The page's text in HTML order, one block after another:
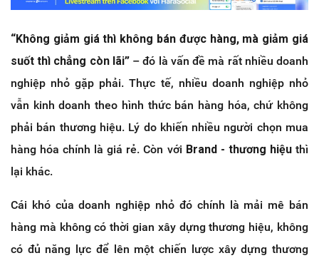
“Không giảm giá thì không bán được hàng, mà giảm giá
suốt thì chẳng còn lãi”– đó là vấn đề mà rất nhiều doanh
nghiệp nhỏ gặp phải. Thực tế, nhiều doanh nghiệp nhỏ
vẫn kinh doanh theo hình thức bán hàng hóa, chứ không
phải bán thương hiệu. Lý do khiến nhiều người chọn mua
hàng hóa chính là giá rẻ. Còn với Brand - thương hiệuthì
lại khác.
Cái khó của doanh nghiệp nhỏ đó chính là mải mê bán
hàng mà không có thời gian xây dựng thương hiệu, không
có đủ năng lực để lên một chiến lược xây dựng thương